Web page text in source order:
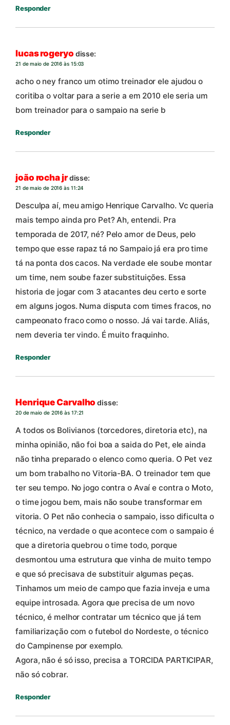
Responder
lucas rogeryo disse:
21 de maio de 2016 às 15:03
acho o ney franco um otimo treinador ele ajudou o
coritiba o voltar para a serie a em 2010 ele seria um
bom treinador para o sampaio na serie b
Responder
joão rocha jrdisse:
21 de maio de 2016 às 11:24
Desculpa aí, meu amigo Henrique Carvalho. Vc queria
mais tempo ainda pro Pet? Ah, entendi. Pra
temporada de 2017, né? Pelo amor de Deus, pelo
tempo que esse rapaz tá no Sampaio já era pro time
tá na ponta dos cacos. Na verdade ele soube montar
um time, nem soube fazer substituições. Essa
historia de jogar com 3 atacantes deu certo e sorte
em alguns jogos. Numa disputa com times fracos, no
campeonato fraco como o nosso. Já vai tarde. Aliás,
nem deveria ter vindo. É muito fraquinho.
Responder
Henrique Carvalho disse:
20 de maio de 2016 às 17:21
A todos os Bolivianos (torcedores, diretoria etc), na
minha opinião, não foi boa a saida do Pet, ele ainda
não tinha preparado o elenco como queria. O Pet vez
um bom trabalho no Vitoria-BA. O treinador tem que
ter seu tempo. No jogo contra o Avaí e contra o Moto,
o time jogou bem, mais não soube transformar em
vitoria. O Pet não conhecia o sampaio, isso dificulta o
técnico, na verdade o que acontece com o sampaio é
que a diretoria quebrou o time todo, porque
desmontou uma estrutura que vinha de muito tempo
e que só precisava de substituir algumas peças.
Tinhamos um meio de campo que fazia inveja e uma
equipe introsada. Agora que precisa de um novo
técnico, é melhor contratar um técnico que já tem
familiarização com o futebol do Nordeste, o técnico
do Campinense por exemplo.
Agora, não é só isso, precisa a TORCIDA PARTICIPAR,
não só cobrar.
Responder